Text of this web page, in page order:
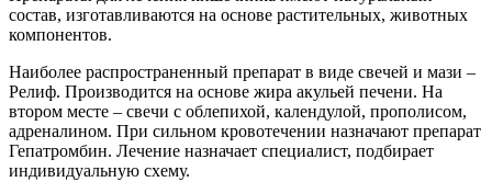
состав, изготавливаются на основе растительных, животных
компонентов.
Наиболее распространенный препарат в виде свечей и мази –
Релиф. Производится на основе жира акульей печени. На
втором месте – свечи с облепихой, календулой, прополисом,
адреналином. При сильном кровотечении назначают препарат
Гепатромбин. Лечение назначает специалист, подбирает
индивидуальную схему.